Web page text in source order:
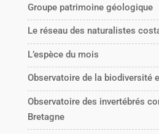
Groupe patrimoine géologique
Le réseau des naturalistes
L’espèce du mois
Observatoire de la biodiversité
Observatoire des invertébrés
Bretagne